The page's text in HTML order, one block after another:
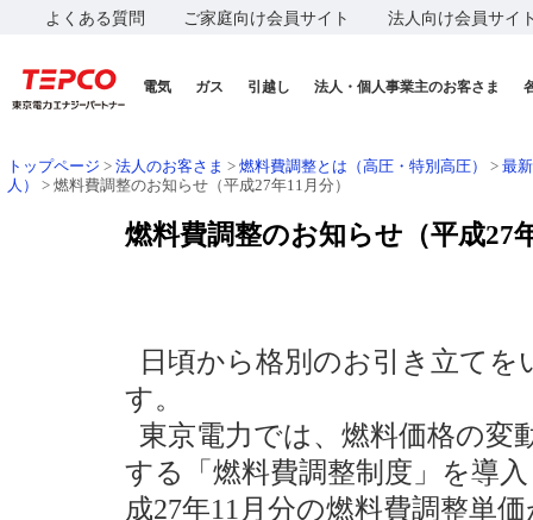
よくある質問 ご家庭向け会員サイト 法人向け会員サイ
電気 ガス 引越し 法人・個人事業主のお客さま
トップページ > 法人のお客さま > 燃料費調整とは（高圧・特別高圧） > 最
人）
> 燃料費調整のお知らせ（平成27年11月分）
燃料費調整のお知らせ（平成27
日頃から格別のお引き立て
す。
東京電力では、燃料価格の変
する「燃料費調整制度」を導
成27年11月分の燃料費調整単